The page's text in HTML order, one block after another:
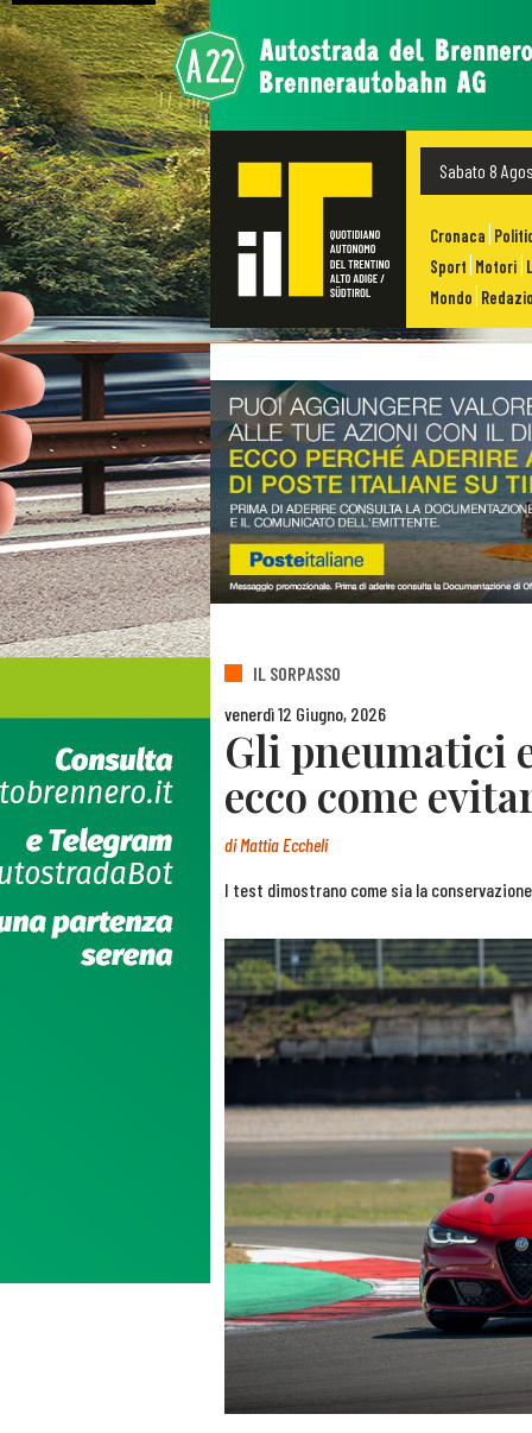
Sabato 8
Cronaca
Sport Motori
Mondo
IL SORPASSO
venerdì 12 Giugno, 2026
Gli pneumatici
ecco come
diMattia Eccheli
I test dimostrano come sia la